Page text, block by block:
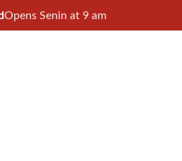
Opens Senin at 9 am